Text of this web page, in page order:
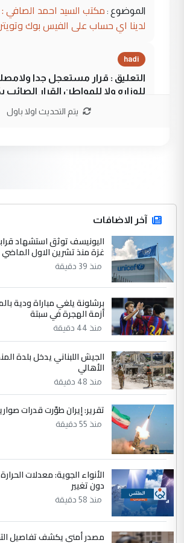
الموضوع : مكتب السيد احمد الصافي :
لدينا اي حساب على الفيس بوك وتويتر
hadi
التعليق : قرار مستعجل جدا
للوزاره ولا للمواطن القرار الصائب
جنسية الرافد الثالث للعراق ومن
ابا فرات ...
الموضوع :
الجواهري يرد على صدام
مضجعيك يابن الزنا (نص كامل)
سردار
التعليق : واحد من عصابة علي
جنسية الرافد الثالث للعراق ومن
ابا فرات ...
الموضوع :
الجواهري يرد على صدام
مضجعيك يابن الزنا (نص كامل)
التعليق : تحياتي لك استاذ
دقيق ومسؤول؛ فالاستثمار
وثروات البلد يعتمد على الكفاءة ...
الموضوع :
بين الإهمال واغتصاب
الرافدين تعاني الجفاف والتصحر!!
يتم التحديث اولا باول
آخر الاضافات
غزة منذ تشرين الاول الماضي
منذ 39 دقيقة
برشلونة يلغي مباراة ودية
أزمة الهجرة في سبتة
منذ 44 دقيقة
الجيش اللبناني يدخل بلدة
الأهالي
منذ 48 دقيقة
تقرير: إيران طوّرت قدرات
منذ 55 دقيقة
الأنواء الجوية: معدلات
دون تغيير
منذ 58 دقيقة
مصدر أمني يكشف تفاصيل